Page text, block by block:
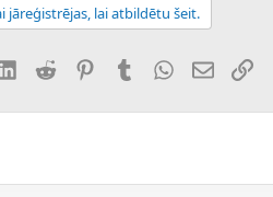
jāreģistrējas, lai atbildētu šeit.
LinkedInReddit PinterestTumblrWhatsApp
E-pasts